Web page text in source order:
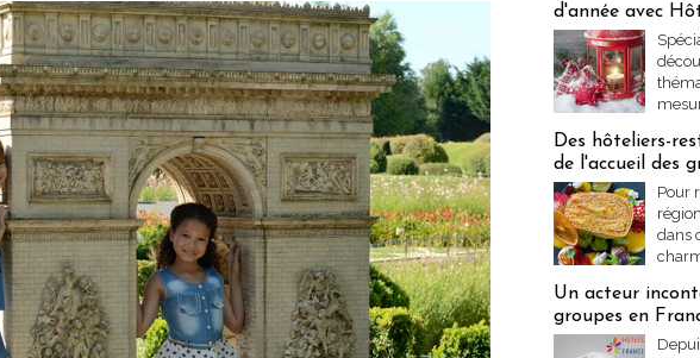
d'année avec
Des hôteliers-
de l'accueil des
Pour
dans
Un acteur
groupes en